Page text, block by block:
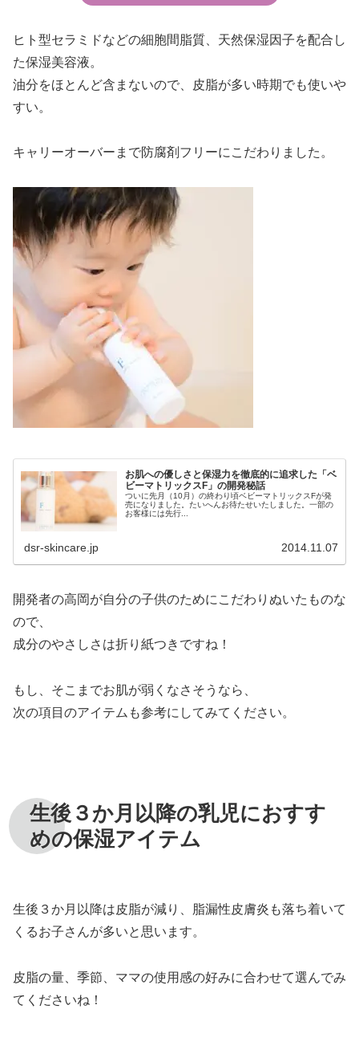
ヒト型セラミドなどの細胞間脂質、天然保湿因子を配合し
た保湿美容液。
油分をほとんど含まないので、皮脂が多い時期でも使いや
すい。
キャリーオーバーまで防腐剤フリーにこだわりました。
お肌への優しさと保湿力を徹底的に追求した「ベ
ビーマトリックスF」の開発秘話
ついに先月（10月）の終わり頃ベビーマトリックスFが発
売になりました。たいへんお待たせいたしました。一部の
お客様には先行...
dsr-skincare.jp 2014.11.07
開発者の高岡が自分の子供のためにこだわりぬいたものな
ので、
成分のやさしさは折り紙つきですね！
もし、そこまでお肌が弱くなさそうなら、
次の項目のアイテムも参考にしてみてください。
生後３か月以降の乳児におすす
めの保湿アイテム
生後３か月以降は皮脂が減り、脂漏性皮膚炎も落ち着いて
くるお子さんが多いと思います。
皮脂の量、季節、ママの使用感の好みに合わせて選んでみ
てくださいね！